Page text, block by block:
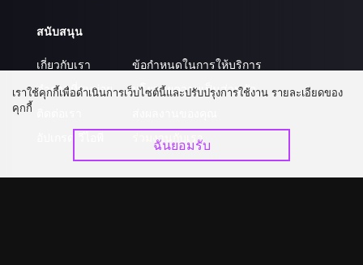
สนับสนุน
เกี่ยวกับเรา
คำถามที่พบบ่อย
ข้อกำหนดในการให้บริการ
นโยบายความเป็นส่วนตัว
ร่วมงานกับเรา
เราใช้คุกกี้เพื่อดำเนินการเว็บไซต์นี้และปรับปรุงการใช้งาน รายละเอียดของ
คุกกี้
ฉันยอมรับ